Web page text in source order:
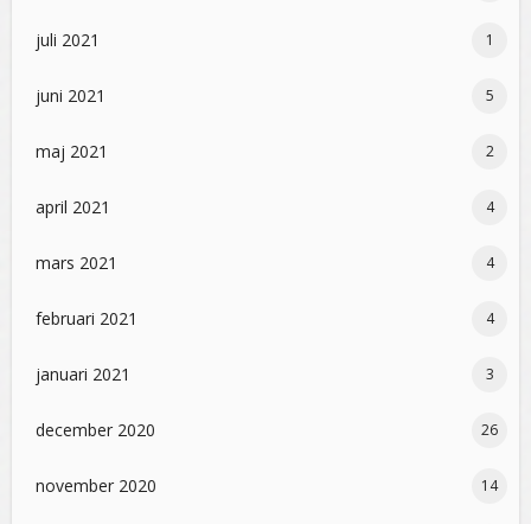
juli 2021 1
juni 2021 5
maj 2021 2
april 2021 4
mars 2021 4
februari 2021 4
januari 2021 3
december 2020 26
november 2020 14